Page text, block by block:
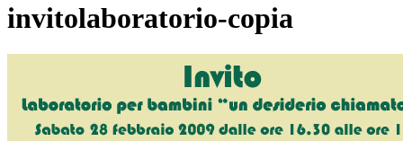
invitolaboratorio-copia